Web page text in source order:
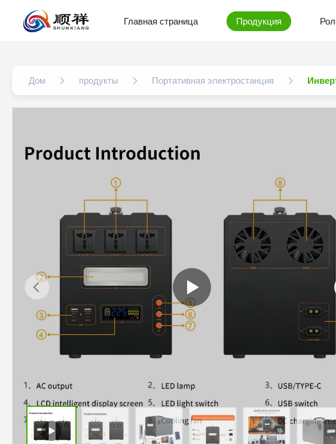
Главная страница Продукция
Дом продукты Портативная электростанция